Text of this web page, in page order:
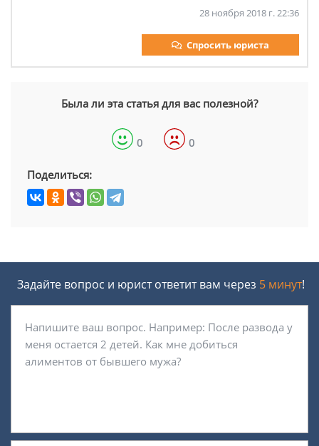
28 ноября 2018 г. 22:36
Спросить юриста
Была ли эта статья для вас полезной?
0 0
Поделиться:
Задайте вопрос и юрист ответит вам через 5 минут!